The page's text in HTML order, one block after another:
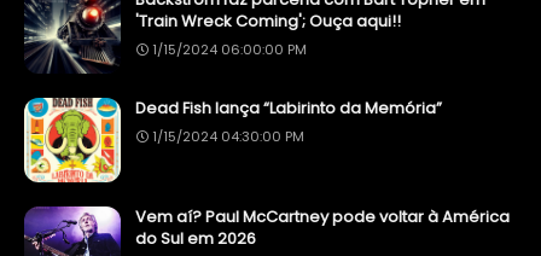
'Train Wreck Coming'; Ouça aqui!!
1/15/2024 06:00:00 PM
Dead Fish lança “Labirinto da Memória”
1/15/2024 04:30:00 PM
Vem aí? Paul McCartney pode voltar à América
do Sul em 2026